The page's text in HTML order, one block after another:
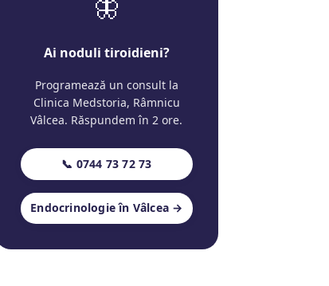
🦋
Ai noduli tiroidieni?
Programează un consult la
Clinica Medstoria, Râmnicu
Vâlcea. Răspundem în 2 ore.
📞 0744 73 72 73
Endocrinologie în Vâlcea →